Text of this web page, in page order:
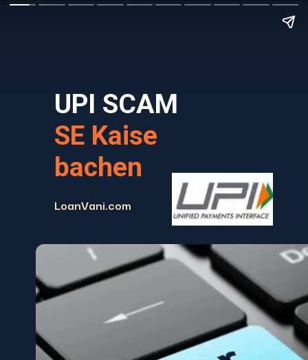
UPI SCAM
SE Kaise
bachen
LoanVani.com